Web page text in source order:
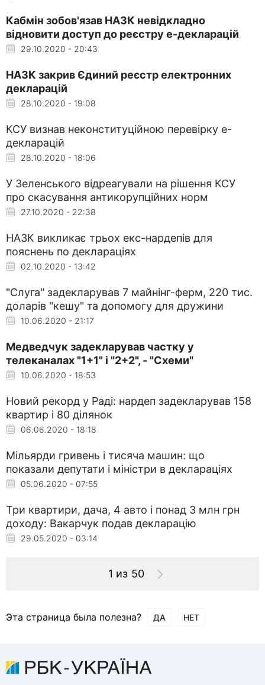
Кабмін зобов'язав НАЗК невідкладно
відновити доступ до реєстру е-декларацій
29.10.2020 - 20:43
НАЗК закрив Єдиний реєстр електронних
декларацій
28.10.2020 - 19:08
КСУ визнав неконституційною перевірку е-
декларацій
28.10.2020 - 18:06
У Зеленського відреагували на рішення КСУ
про скасування антикорупційних норм
27.10.2020 - 22:38
НАЗК викликає трьох екс-нардепів для
пояснень по деклараціях
02.10.2020 - 13:42
"Слуга" задекларував 7 майнінг-ферм, 220 тис.
доларів "кешу" та допомогу для дружини
10.06.2020 - 21:17
Медведчук задекларував частку у
телеканалах "1+1" і "2+2", - "Схеми"
10.06.2020 - 18:53
Новий рекорд у Раді: нардеп задекларував 158
квартир і 80 ділянок
06.06.2020 - 18:18
Мільярди гривень і тисяча машин: що
показали депутати і міністри в деклараціях
05.06.2020 - 07:55
Три квартири, дача, 4 авто і понад 3 млн грн
доходу: Вакарчук подав декларацію
29.05.2020 - 03:14
1 из 50
Эта страница была полезна? ДА НЕТ